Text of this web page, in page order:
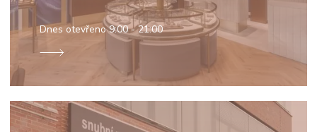
Dnes otevřeno9:00 - 21:00